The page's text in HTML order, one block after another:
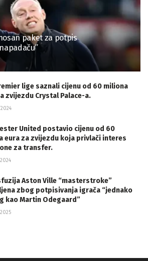
paket za potpis
lige saznali cijenu od 60 miliona
zvijezdu Crystal Palace-a.
United postavio cijenu od 60
eura za zvijezdu koja privlači interes
za transfer.
Aston Ville “masterstroke”
zbog potpisivanja igrača “jednako
kao Martin Odegaard”